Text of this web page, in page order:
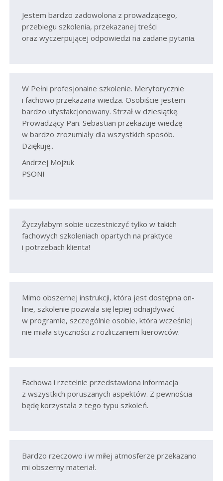
Jestem bardzo zadowolona z prowadzącego,
przebiegu szkolenia, przekazanej treści
oraz wyczerpującej odpowiedzi na zadane pytania.
W Pełni profesjonalne szkolenie. Merytorycznie
i fachowo przekazana wiedza. Osobiście jestem
bardzo utysfakcjonowany. Strzał w dziesiątkę.
Prowadzący Pan. Sebastian przekazuje wiedzę
w bardzo zrozumiały dla wszystkich sposób.
Dziękuję..
Andrzej Mojżuk
PSONI
Życzyłabym sobie uczestniczyć tylko w takich
fachowych szkoleniach opartych na praktyce
i potrzebach klienta!
Mimo obszernej instrukcji, która jest dostępna on-
line, szkolenie pozwala się lepiej odnajdywać
w programie, szczególnie osobie, która wcześniej
nie miała styczności z rozliczaniem kierowców.
Fachowa i rzetelnie przedstawiona informacja
z wszystkich poruszanych aspektów. Z pewnościa
będę korzystała z tego typu szkoleń.
Bardzo rzeczowo i w miłej atmosferze przekazano
mi obszerny materiał.